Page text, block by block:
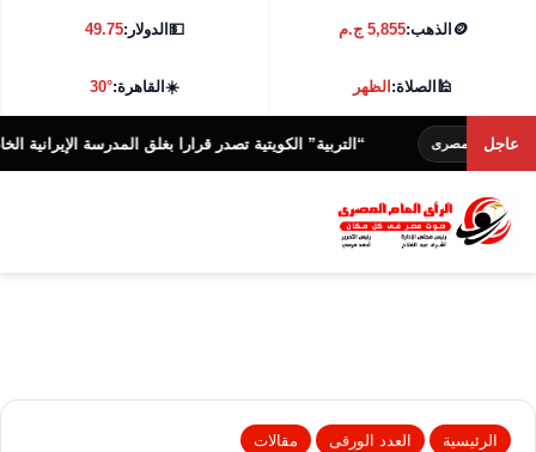
🪙 الذهب:5,855 ج.م 💵الدولار:49.75
🕌الصلاة:الظهر ☀️القاهرة:30°
عاجل “التربية” الكويتية تصدر قرارا بغلق المدرسة الإيرانية الخاصة وإلغاء
الرئيسية العدد الورقى مقالات